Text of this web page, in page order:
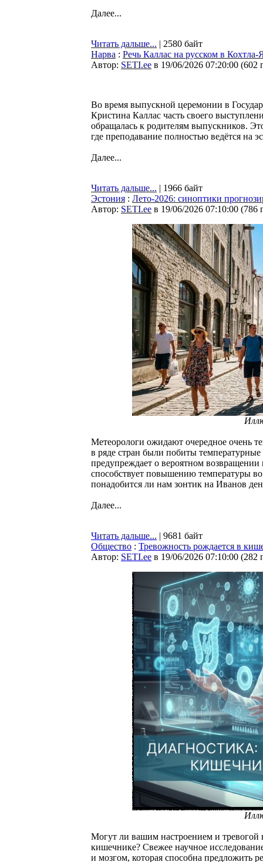
Далее...
Читать дальше... | 2580 байт
Нарва : Речь Каллас на русском в Кохтла-
Автор: SETI.ee в 19/06/2026 07:20:00 (602
Во время выпускной церемонии в
Кристина Каллас часть своего
обращалась к родителям выпускников.
где преподавание полностью ведётся на
Далее...
Читать дальше... | 1966 байт
Эстония : Лето-2026: синоптики
Автор: SETI.ee в 19/06/2026 07:10:00 (786
Метеорологи ожидают очередное очень
в ряде стран были побиты
предупреждает о вероятном
способствует повышению температуры
понадобится ли нам зонтик на Иванов
Далее...
Читать дальше... | 9681 байт
Общество : Тревожность рождается в
Автор: SETI.ee в 19/06/2026 07:10:00 (282
Могут ли вашим настроением и
кишечнике? Свежее научное
и мозгом, которая способна предложить